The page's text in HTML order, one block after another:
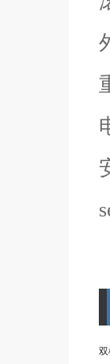
双